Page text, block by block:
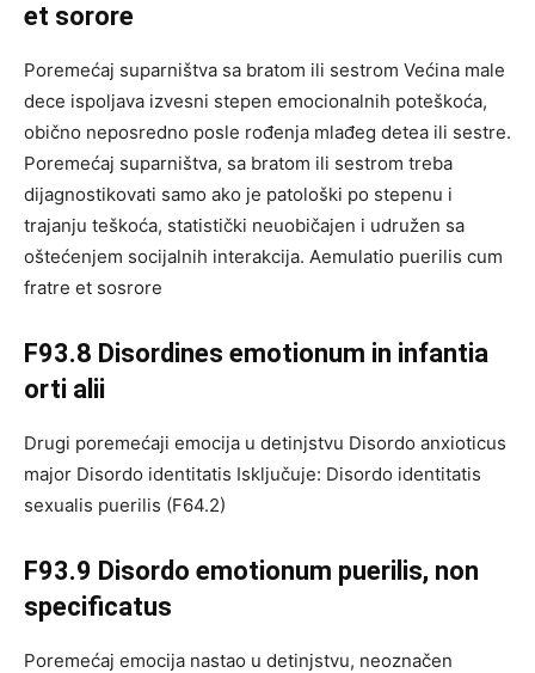
et sorore
Poremećaj suparništva sa bratom ili sestrom Većina male
dece ispoljava izvesni stepen emocionalnih poteškoća,
obično neposredno posle rođenja mlađeg detea ili sestre.
Poremećaj suparništva, sa bratom ili sestrom treba
dijagnostikovati samo ako je patološki po stepenu i
trajanju teškoća, statistički neuobičajen i udružen sa
oštećenjem socijalnih interakcija. Aemulatio puerilis cum
fratre et sosrore
F93.8 Disordines emotionum in infantia
orti alii
Drugi poremećaji emocija u detinjstvu Disordo anxioticus
major Disordo identitatis Isključuje: Disordo identitatis
sexualis puerilis (F64.2)
F93.9 Disordo emotionum puerilis, non
specificatus
Poremećaj emocija nastao u detinjstvu, neoznačen